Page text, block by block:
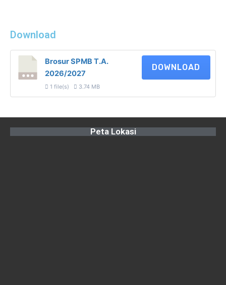
Download
Brosur SPMB T.A.
2026/2027
1 file(s) 3.74 MB
DOWNLOAD
Peta Lokasi